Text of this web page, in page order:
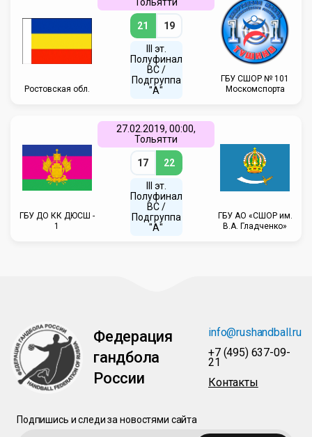
Ростовская обл.
21 19
III эт.
Полуфинал
ВC /
Подгруппа
"А"
ГБУ CШОР № 101
Москомспорта
ГБУ ДО КК ДЮСШ -
1
27.02.2019, 00:00,
Тольятти
17 22
III эт.
Полуфинал
ВC /
Подгруппа
"А"
ГБУ АО «СШОР им.
В.А. Гладченко»
Федерация
гандбола
России
info@rushandball.ru
+7 (495) 637-09-
21
Контакты
Подпишись и следи за новостями сайта